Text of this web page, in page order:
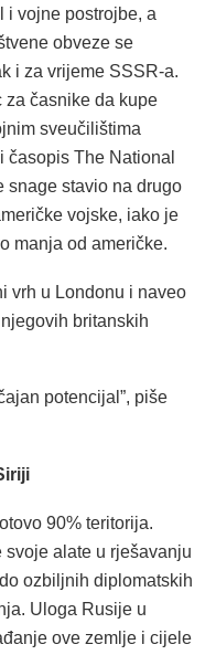
i vojne postrojbe, a
obveze se
i za vrijeme SSSR-a.
za časnike da kupe
sveučilištima
časopis The National
snage stavio na drugo
vojske, iako je
manja od američke.
vrh u Londonu i naveo
britanskih
potencijal”, piše
90% teritorija.
alate u rješavanju
ozbiljnih diplomatskih
Uloga Rusije u
ove zemlje i cijele